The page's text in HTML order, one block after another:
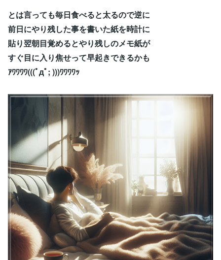
とは言っても毎日食べると太るので逆に
前日にやり残した事を書いた紙を時計に
貼り翌朝目覚めるとやり残しのメモ紙が
すぐ目に入り焦せって早起きできるかも
ｱﾜﾜﾜﾜ(((ﾟдﾟ; )))ﾜﾜﾜﾜｯ